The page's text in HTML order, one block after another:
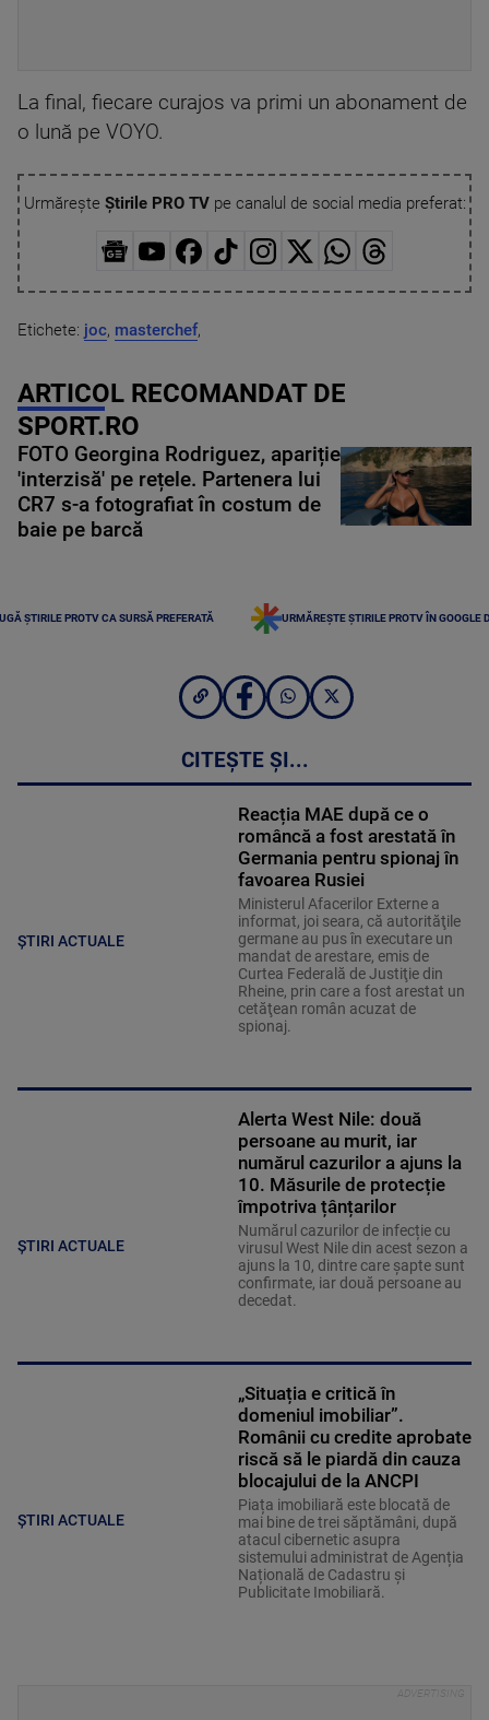
La final, fiecare curajos va primi un abonament de
o lună pe VOYO.
Urmărește Știrile PRO TVpe canalul de social media preferat:
Etichete: joc, masterchef,
ARTICOL RECOMANDAT DE
SPORT.RO
FOTO Georgina Rodriguez, apariție
'interzisă' pe rețele. Partenera lui
CR7 s-a fotografiat în costum de
baie pe barcă
ȘTIRILE PROTV CA SURSĂ PREFERATĂ URMĂREȘTE ȘTIRILE PROTV ÎN GOOGLE
CITEȘTE ȘI...
ȘTIRI ACTUALE
Reacția MAE după ce o
româncă a fost arestată în
Germania pentru spionaj în
favoarea Rusiei
Ministerul Afacerilor Externe a
informat, joi seara, că autorităţile
germane au pus în executare un
mandat de arestare, emis de
Curtea Federală de Justiţie din
Rheine, prin care a fost arestat un
cetăţean român acuzat de
spionaj.
ȘTIRI ACTUALE
Alerta West Nile: două
persoane au murit, iar
numărul cazurilor a ajuns la
10. Măsurile de protecție
împotriva țânțarilor
Numărul cazurilor de infecție cu
virusul West Nile din acest sezon a
ajuns la 10, dintre care șapte sunt
confirmate, iar două persoane au
decedat.
ȘTIRI ACTUALE
„Situația e critică în
domeniul imobiliar”.
Românii cu credite aprobate
riscă să le piardă din cauza
blocajului de la ANCPI
Piața imobiliară este blocată de
mai bine de trei săptămâni, după
atacul cibernetic asupra
sistemului administrat de Agenția
Națională de Cadastru și
Publicitate Imobiliară.